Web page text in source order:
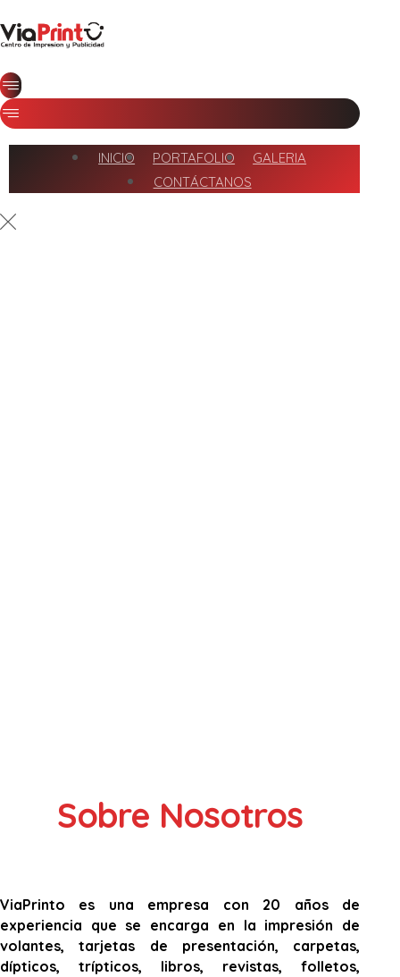
INICIO PORTAFOLIO
GALERIA
CONTÁCTANOS
Sobre Nosotros
ViaPrinto es una empresa con 20 años de
experiencia que se encarga en la impresión de
volantes, tarjetas de presentación, carpetas,
dípticos, trípticos, libros, revistas, folletos,